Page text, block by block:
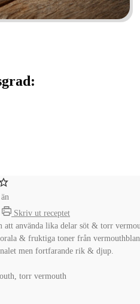
Skriv ut receptet
använda lika delar söt & torr
& fruktiga toner från
men fortfarande rik & djup.
torr vermouth